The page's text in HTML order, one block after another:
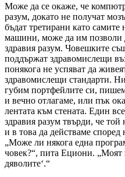
Може да се окаже, че
разум, докато не получат
бъдат третирани като самите
машини, може да им позволи
здравия разум. Човешките
поддържат здравомислещи
понякога не успяват да
здравомислещи стандарти.
губим портфейлите си,
и вечно отлагаме, или пък
лентата към стената. Един
здравия разум твърди, че той
и в това да действаме според
„Може ли някога една
човек?“, пита Ециони. „Моят
дяволите‘.“